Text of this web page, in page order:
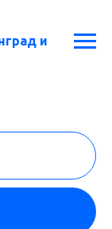
и